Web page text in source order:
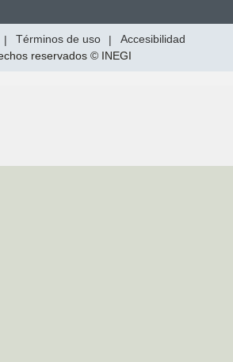
| Términos de uso |
Accesibilidad
reservados © INEGI